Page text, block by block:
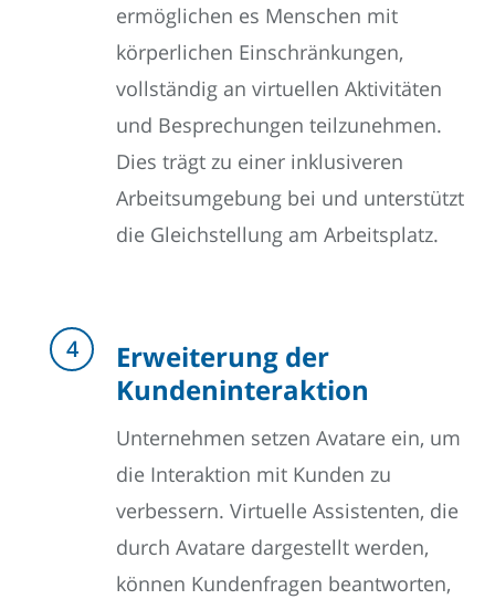
ermöglichen es Menschen mit
körperlichen Einschränkungen,
vollständig an virtuellen Aktivitäten
und Besprechungen teilzunehmen.
Dies trägt zu einer inklusiveren
Arbeitsumgebung bei und unterstützt
die Gleichstellung am Arbeitsplatz.
Erweiterung der
Kundeninteraktion
Unternehmen setzen Avatare ein, um
die Interaktion mit Kunden zu
verbessern. Virtuelle Assistenten, die
durch Avatare dargestellt werden,
können Kundenfragen beantworten,